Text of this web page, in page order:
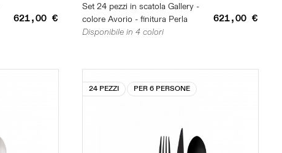
621,00 €
Set 24 pezzi in scatola Gallery -
colore Avorio - finitura Perla
621,00 €
Disponibile in 4 colori
24 PEZZI PER 6 PERSONE